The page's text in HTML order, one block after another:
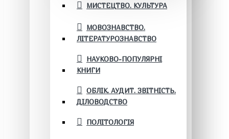
МИСТЕЦТВО. КУЛЬТУРА
МОВОЗНАВСТВО.
ЛІТЕРАТУРОЗНАВСТВО
НАУКОВО-ПОПУЛЯРНІ
КНИГИ
ОБЛІК. АУДИТ. ЗВІТНІСТЬ.
ДІЛОВОДСТВО
ПОЛІТОЛОГІЯ